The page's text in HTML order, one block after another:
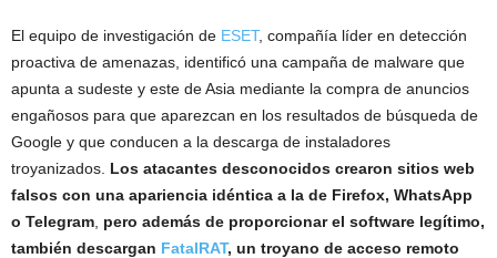
El equipo de investigación de ESET, compañía líder en detección
proactiva de amenazas, identificó una campaña de malware que
apunta a sudeste y este de Asia mediante la compra de anuncios
engañosos para que aparezcan en los resultados de búsqueda de
Google y que conducen a la descarga de instaladores
troyanizados. Los atacantes desconocidos crearon sitios web
falsos con una apariencia idéntica a la de Firefox, WhatsApp
o Telegram, pero además de proporcionar el software legítimo,
también descargan FatalRAT, un troyano de acceso remoto